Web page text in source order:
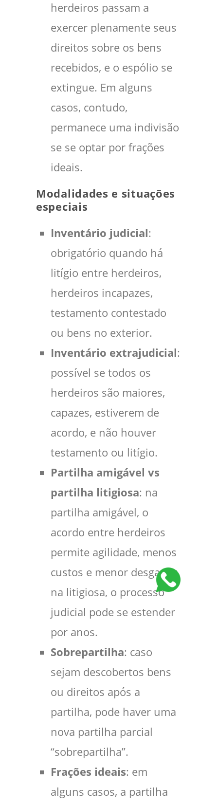
herdeiros passam a
exercer plenamente seus
direitos sobre os bens
recebidos, e o espólio se
extingue. Em alguns
casos, contudo,
permanece uma indivisão
se se optar por frações
ideais.
Modalidades e situações
especiais
Inventário judicial:
obrigatório quando há
litígio entre herdeiros,
herdeiros incapazes,
testamento contestado
ou bens no exterior.
Inventário extrajudicial:
possível se todos os
herdeiros são maiores,
capazes, estiverem de
acordo, e não houver
testamento ou litígio.
Partilha amigável vs
partilha litigiosa: na
partilha amigável, o
acordo entre herdeiros
permite agilidade, menos
custos e menor desgaste;
na litigiosa, o processo
judicial pode se estender
por anos.
Sobrepartilha: caso
sejam descobertos bens
ou direitos após a
partilha, pode haver uma
nova partilha parcial
“sobrepartilha”.
Frações ideais: em
alguns casos, a partilha